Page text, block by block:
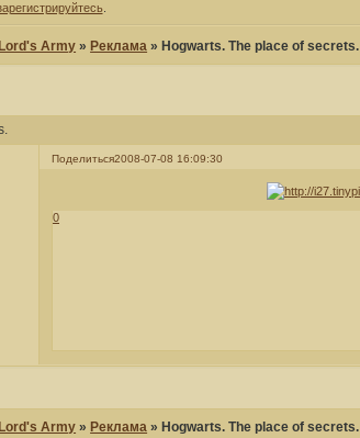
.
Army »Реклама »Hogwarts. The place of secrets.
Поделиться2008-07-08 16:09:30
0
Army » Реклама » Hogwarts. The place of secrets.